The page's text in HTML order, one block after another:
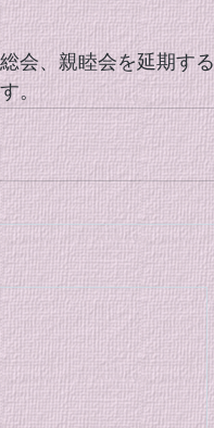
会、親睦会を延期す
。